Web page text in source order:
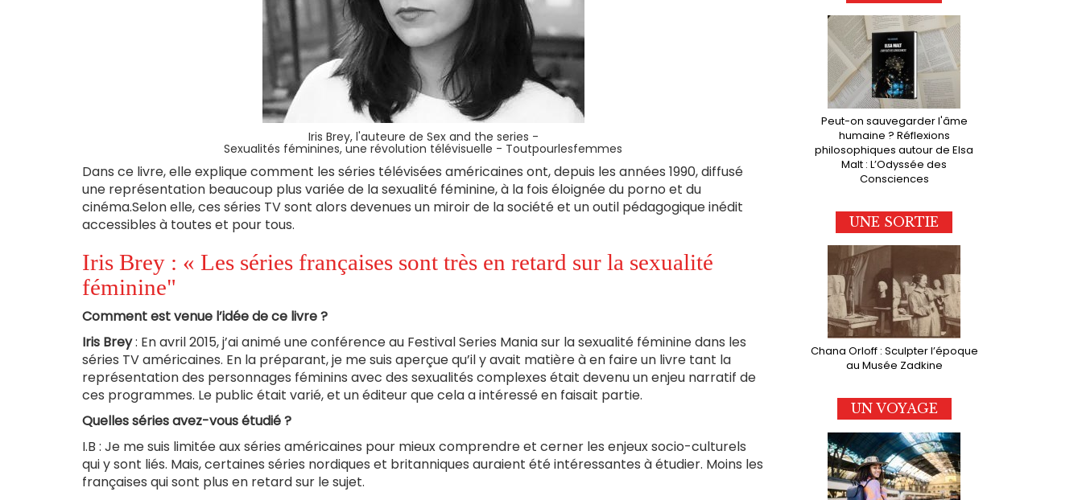
Iris Brey, l'auteure de Sex and the series -
Sexualités féminines, une révolution télévisuelle - Toutpourlesfemmes
Dans ce livre, elle explique comment les séries télévisées américaines ont, depuis les années 1990, diffusé
une représentation beaucoup plus variée de la sexualité féminine, à la fois éloignée du porno et du
cinéma.Selon elle, ces séries TV sont alors devenues un miroir de la société et un outil pédagogique inédit
accessibles à toutes et pour tous.
Iris Brey : « Les séries françaises sont très en retard sur la sexualité
féminine"
Comment est venue l’idée de ce livre ?
Iris Brey: En avril 2015, j’ai animé une conférence au Festival Series Mania sur la sexualité féminine dans les
séries TV américaines. En la préparant, je me suis aperçue qu’il y avait matière à en faire un livre tant la
représentation des personnages féminins avec des sexualités complexes était devenu un enjeu narratif de
ces programmes. Le public était varié, et un éditeur que cela a intéressé en faisait partie.
Quelles séries avez-vous étudié ?
I.B : Je me suis limitée aux séries américaines pour mieux comprendre et cerner les enjeux socio-culturels
qui y sont liés. Mais, certaines séries nordiques et britanniques auraient été intéressantes à étudier. Moins les
françaises qui sont plus en retard sur le sujet.
Peut-on sauvegarder l'âme
humaine ? Réflexions
philosophiques autour de Elsa
Malt : L’Odyssée des
Consciences
UNE SORTIE
Chana Orloff : Sculpter l’époque
au Musée Zadkine
UN VOYAGE